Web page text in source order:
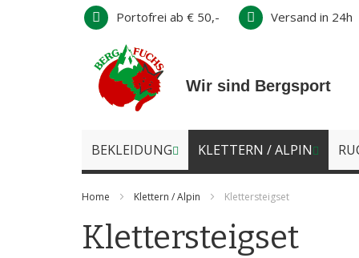
Direkt
Inhalt
Portofrei ab € 50,- Versand in 24h
Wir sind Bergsport
BEKLEIDUNG KLETTERN / ALPIN
Home Klettern / Alpin Klettersteigset
Klettersteigset